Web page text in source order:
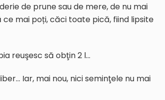
de prune sau de mere, de nu mai
ce mai poți, căci toate pică, fiind lipsite
reuşesc să obţin 2 l…
Iar, mai nou, nici seminţele nu mai